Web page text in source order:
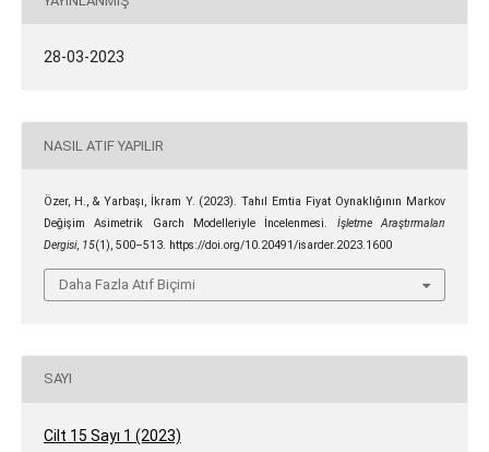
28-03-2023
NASIL ATIF YAPILIR
Özer, H., & Yarbaşı, İkram Y. (2023). Tahıl Emtia Fiyat Oynaklığının Markov
Değişim Asimetrik Garch Modelleriyle İncelenmesi. İşletme Araştırmaları
Dergisi, 15(1), 500–513. https://doi.org/10.20491/isarder.2023.1600
Daha Fazla Atıf Biçimi
SAYI
Cilt 15 Sayı 1 (2023)